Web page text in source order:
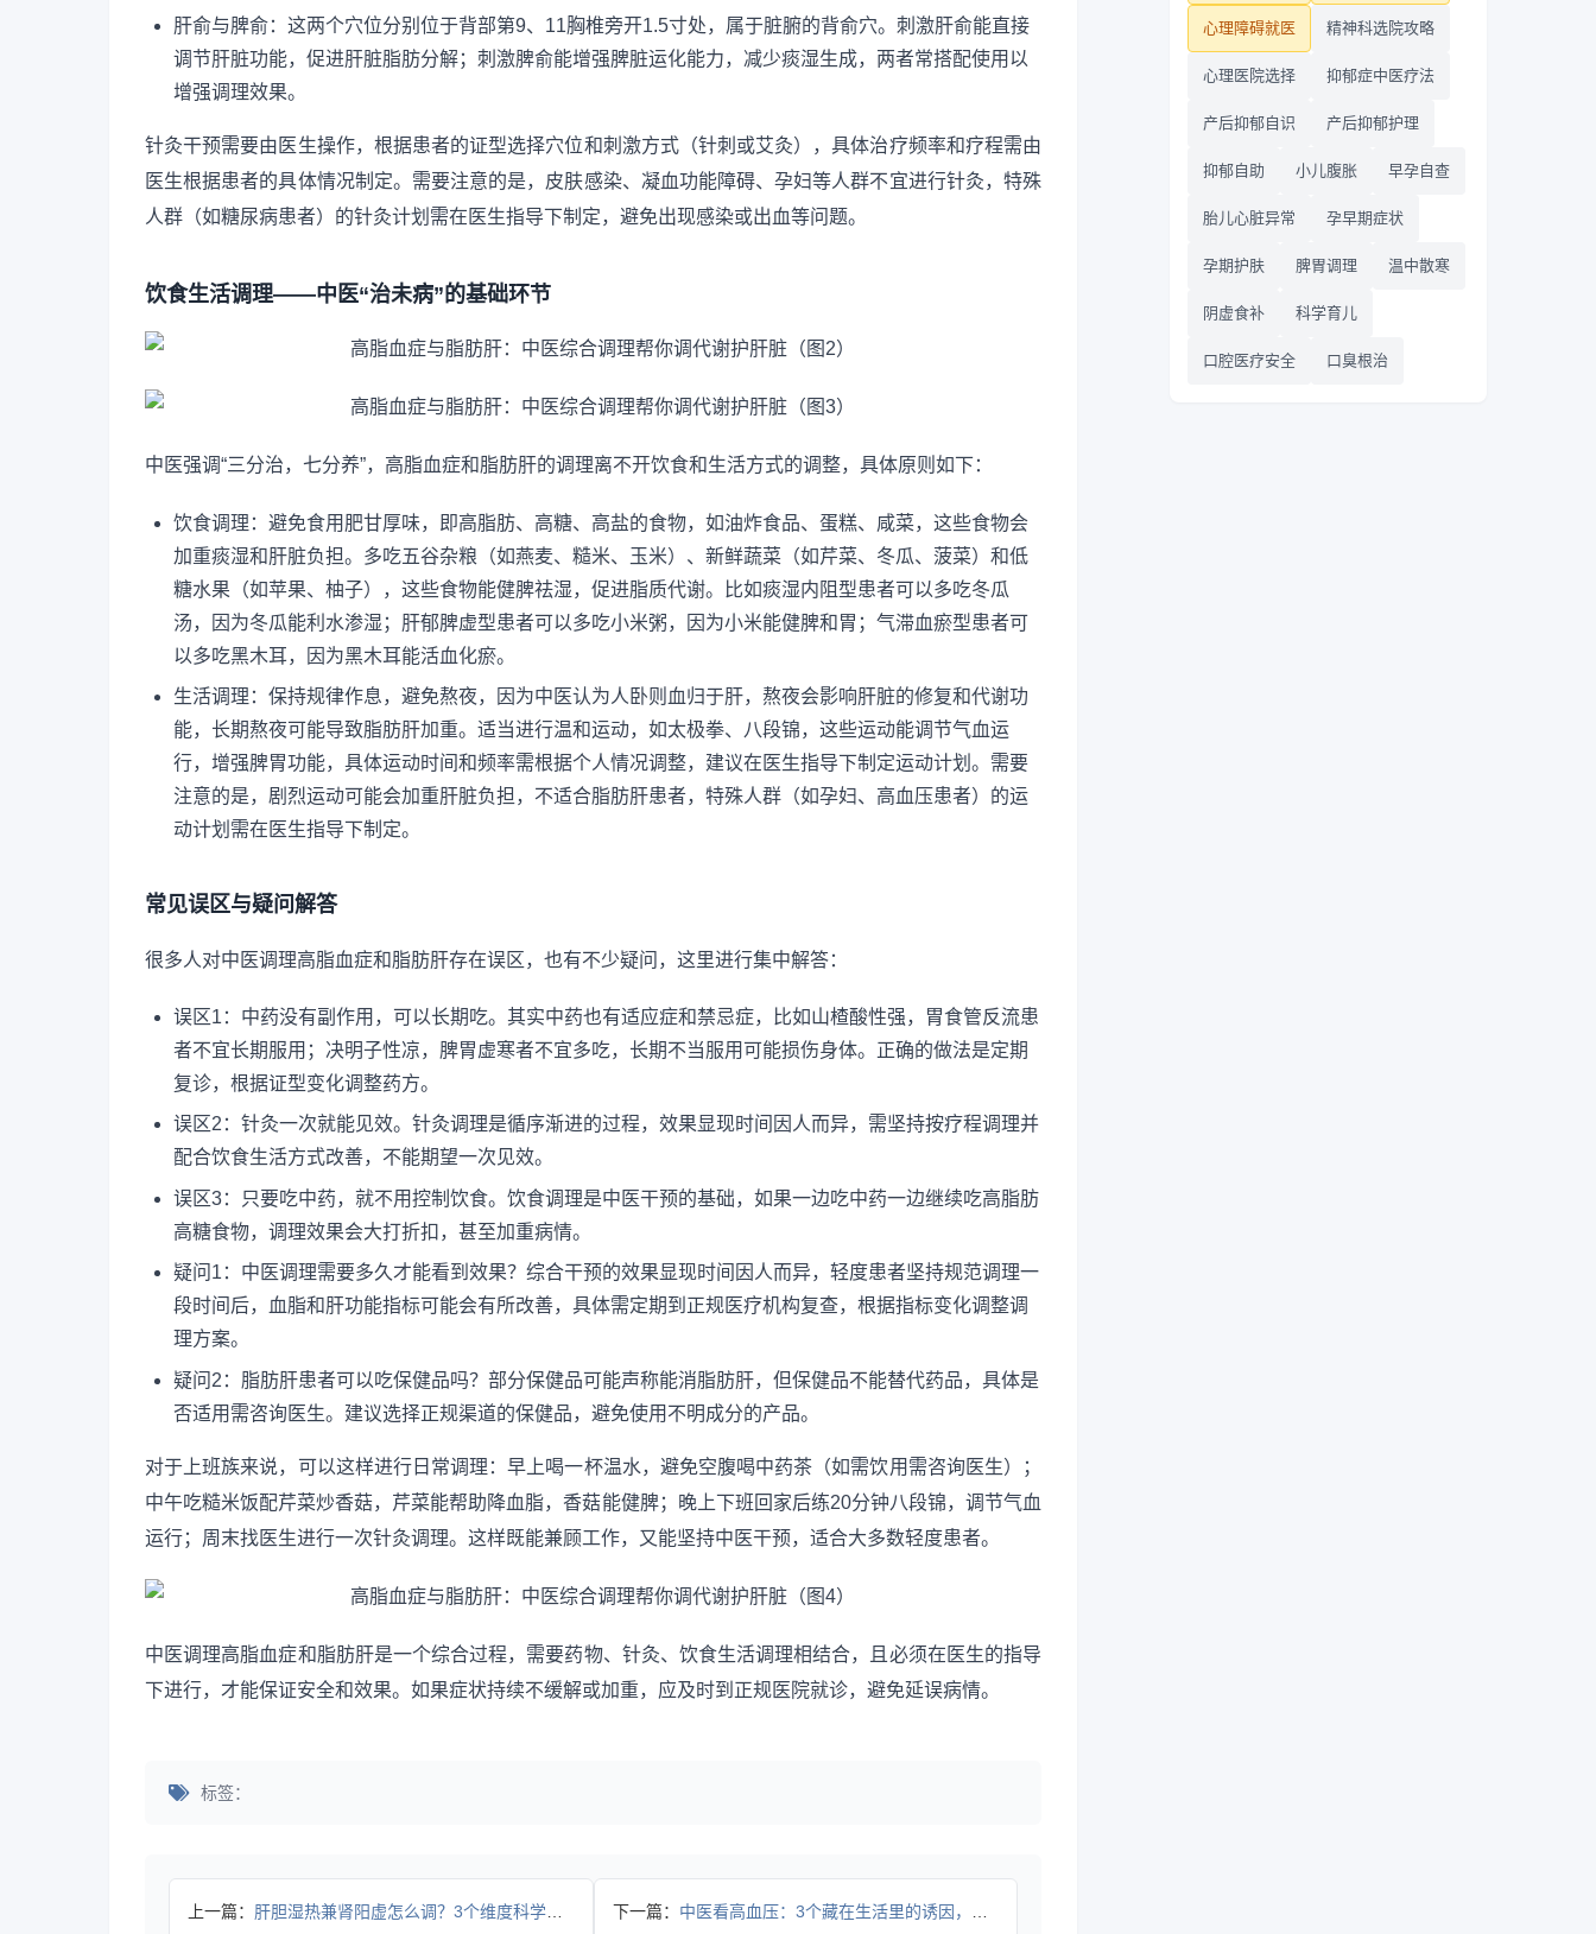
肝俞与脾俞：这两个穴位分别位于背部第9、11胸椎旁开1.5寸处，属于脏腑的背俞穴。刺激肝俞能直接
调节肝脏功能，促进肝脏脂肪分解；刺激脾俞能增强脾脏运化能力，减少痰湿生成，两者常搭配使用以
增强调理效果。
针灸干预需要由医生操作，根据患者的证型选择穴位和刺激方式（针刺或艾灸），具体治疗频率和疗程需由
医生根据患者的具体情况制定。需要注意的是，皮肤感染、凝血功能障碍、孕妇等人群不宜进行针灸，特殊
人群（如糖尿病患者）的针灸计划需在医生指导下制定，避免出现感染或出血等问题。
饮食生活调理——中医“治未病”的基础环节
中医强调“三分治，七分养”，高脂血症和脂肪肝的调理离不开饮食和生活方式的调整，具体原则如下：
饮食调理：避免食用肥甘厚味，即高脂肪、高糖、高盐的食物，如油炸食品、蛋糕、咸菜，这些食物会
加重痰湿和肝脏负担。多吃五谷杂粮（如燕麦、糙米、玉米）、新鲜蔬菜（如芹菜、冬瓜、菠菜）和低
糖水果（如苹果、柚子），这些食物能健脾祛湿，促进脂质代谢。比如痰湿内阻型患者可以多吃冬瓜
汤，因为冬瓜能利水渗湿；肝郁脾虚型患者可以多吃小米粥，因为小米能健脾和胃；气滞血瘀型患者可
以多吃黑木耳，因为黑木耳能活血化瘀。
生活调理：保持规律作息，避免熬夜，因为中医认为人卧则血归于肝，熬夜会影响肝脏的修复和代谢功
能，长期熬夜可能导致脂肪肝加重。适当进行温和运动，如太极拳、八段锦，这些运动能调节气血运
行，增强脾胃功能，具体运动时间和频率需根据个人情况调整，建议在医生指导下制定运动计划。需要
注意的是，剧烈运动可能会加重肝脏负担，不适合脂肪肝患者，特殊人群（如孕妇、高血压患者）的运
动计划需在医生指导下制定。
常见误区与疑问解答
很多人对中医调理高脂血症和脂肪肝存在误区，也有不少疑问，这里进行集中解答：
误区1：中药没有副作用，可以长期吃。其实中药也有适应症和禁忌症，比如山楂酸性强，胃食管反流患
者不宜长期服用；决明子性凉，脾胃虚寒者不宜多吃，长期不当服用可能损伤身体。正确的做法是定期
复诊，根据证型变化调整药方。
误区2：针灸一次就能见效。针灸调理是循序渐进的过程，效果显现时间因人而异，需坚持按疗程调理并
配合饮食生活方式改善，不能期望一次见效。
误区3：只要吃中药，就不用控制饮食。饮食调理是中医干预的基础，如果一边吃中药一边继续吃高脂肪
高糖食物，调理效果会大打折扣，甚至加重病情。
疑问1：中医调理需要多久才能看到效果？综合干预的效果显现时间因人而异，轻度患者坚持规范调理一
段时间后，血脂和肝功能指标可能会有所改善，具体需定期到正规医疗机构复查，根据指标变化调整调
理方案。
疑问2：脂肪肝患者可以吃保健品吗？部分保健品可能声称能消脂肪肝，但保健品不能替代药品，具体是
否适用需咨询医生。建议选择正规渠道的保健品，避免使用不明成分的产品。
对于上班族来说，可以这样进行日常调理：早上喝一杯温水，避免空腹喝中药茶（如需饮用需咨询医生）；
中午吃糙米饭配芹菜炒香菇，芹菜能帮助降血脂，香菇能健脾；晚上下班回家后练20分钟八段锦，调节气血
运行；周末找医生进行一次针灸调理。这样既能兼顾工作，又能坚持中医干预，适合大多数轻度患者。
中医调理高脂血症和脂肪肝是一个综合过程，需要药物、针灸、饮食生活调理相结合，且必须在医生的指导
下进行，才能保证安全和效果。如果症状持续不缓解或加重，应及时到正规医院就诊，避免延误病情。
标签：
上一篇： 肝胆湿热兼肾阳虚怎么调？3个维度科学调理指南 下一篇： 中医看高血压：3个藏在生活里的诱因，很多人天天在犯
心理障碍就医 精神科选院攻略
心理医院选择 抑郁症中医疗法
产后抑郁自识 产后抑郁护理
抑郁自助 小儿腹胀 早孕自查
胎儿心脏异常 孕早期症状
孕期护肤 脾胃调理 温中散寒
阴虚食补 科学育儿
口腔医疗安全 口臭根治